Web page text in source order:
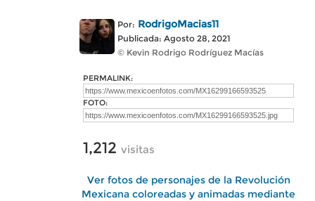
Por: RodrigoMacias11
Publicada: Agosto 28, 2021
© Kevin Rodrigo Rodríguez Macías
PERMALINK:
FOTO:
1,212 visitas
Ver fotos de personajes de la Revolución
Mexicana coloreadas y animadas mediante